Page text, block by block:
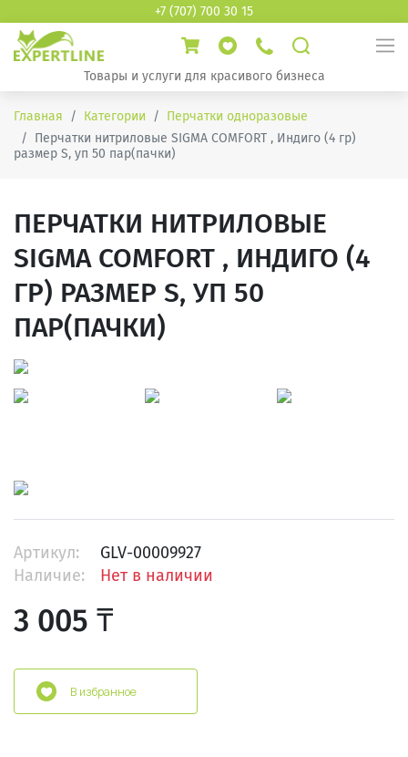
+7 (707) 700 30 15
Товары и услуги для красивого бизнеса
Главная Категории
Перчатки одноразовые
Перчатки нитриловые SIGMA COMFORT , Индиго (4 гр)
размер S, уп 50 пар(пачки)
ПЕРЧАТКИ НИТРИЛОВЫЕ
SIGMA COMFORT , ИНДИГО (4
ГР) РАЗМЕР S, УП 50
ПАР(ПАЧКИ)
Артикул:
GLV-00009927
Наличие:
Нет в наличии
3 005 ₸
В избранное